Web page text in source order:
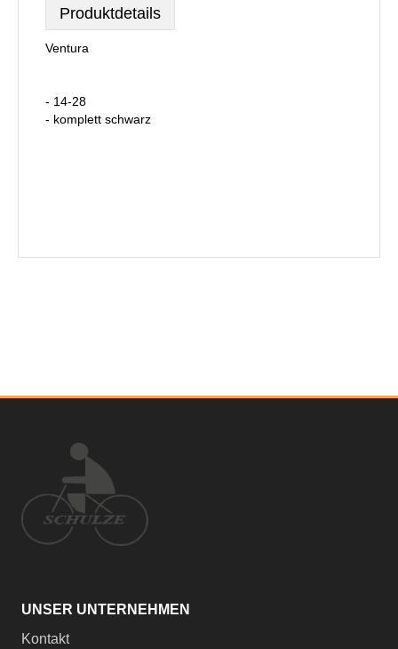
Produktdetails
Ventura
- 14-28
- komplett schwarz
UNSER UNTERNEHMEN
Kontakt